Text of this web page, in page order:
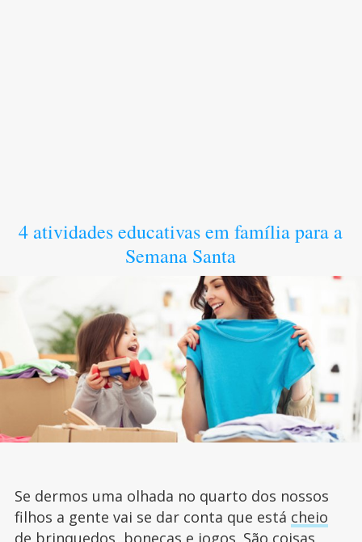
4 atividades educativas em família para a
Semana Santa
Se dermos uma olhada no quarto dos nossos
filhos a gente vai se dar conta que está cheio